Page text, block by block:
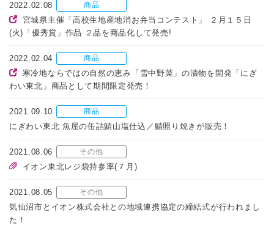
2022.02.08 商品
宮城県主催「高校生地産地消お弁当コンテスト」 ２月１５日
(火)「優秀賞」作品 ２品を商品化して発売!
2022.02.04 商品
寒冷地ならではの自然の恵み「雪中野菜」の漬物を開発「にぎ
わい東北」商品として期間限定発売！
2021.09.10 商品
にぎわい東北 魚屋の缶詰鯖山塩仕込／鯖照り焼きが販売！
2021.08.06 その他
イオン東北レジ袋持参率(７月)
2021.08.05 その他
気仙沼市とイオン株式会社との地域連携協定の締結式が行われまし
た！